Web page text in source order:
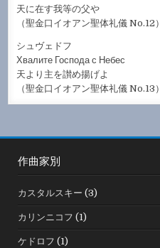
天に在す我等の父や
（聖金口イオアン聖体礼儀 No.12）
シュヴェドフ
Хвалите Господа с Небес
天より主を讃め揚げよ
（聖金口イオアン聖体礼儀 No.13）
作曲家別
カスタルスキー (3)
カリンニコフ (1)
ケドロフ (1)